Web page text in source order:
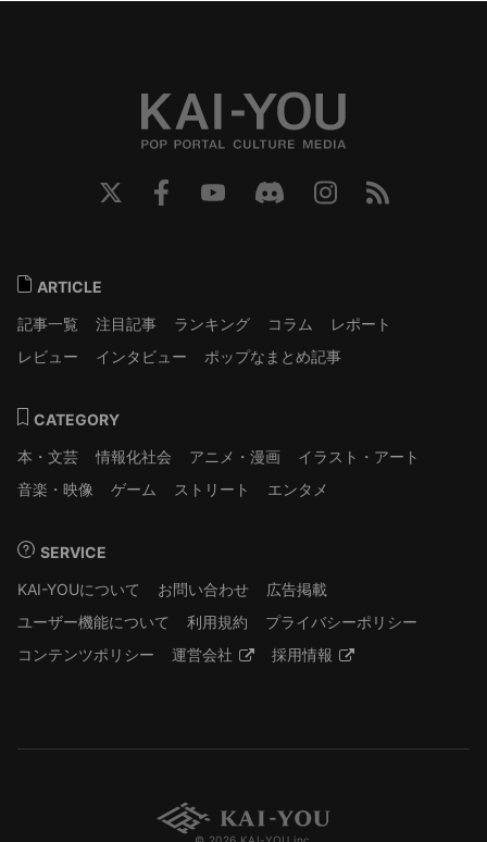
ARTICLE
記事一覧
注目記事 ランキング コラム
レポート
レビュー
インタビュー ポップなまとめ記事
CATEGORY
本・文芸
情報化社会 アニメ・漫画
イラスト・アート
音楽・映像
ゲーム ストリート エンタメ
SERVICE
KAI-YOUについて
お問い合わせ
広告掲載
ユーザー機能について
利用規約
プライバシーポリシー
コンテンツポリシー
運営会社 採用情報